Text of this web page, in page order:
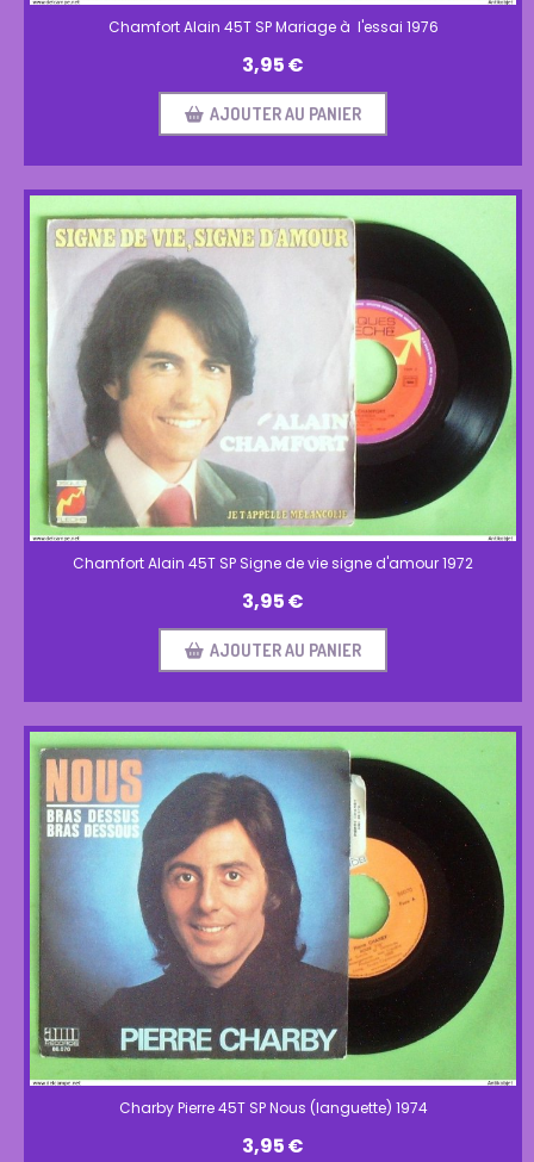
Chamfort Alain 45T SP Mariage à l'essai 1976
3,95€
AJOUTER AU PANIER
Chamfort Alain 45T SP Signe de vie signe d'amour 1972
3,95€
AJOUTER AU PANIER
Charby Pierre 45T SP Nous (languette) 1974
3,95€